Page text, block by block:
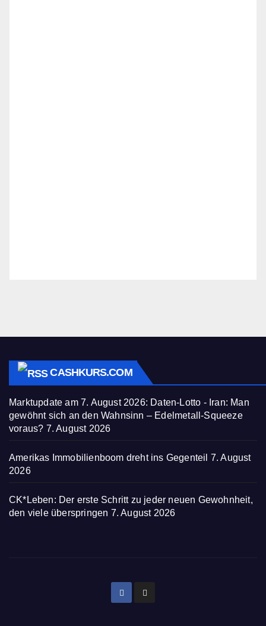
CASHKURS.COM
Marktupdate am 7. August 2026: Daten-Lotto - Iran: Man
gewöhnt sich an den Wahnsinn – Edelmetall-Squeeze
voraus? 7. August 2026
Amerikas Immobilienboom dreht ins Gegenteil 7. August
2026
CK*Leben: Der erste Schritt zu jeder neuen Gewohnheit,
den viele überspringen 7. August 2026